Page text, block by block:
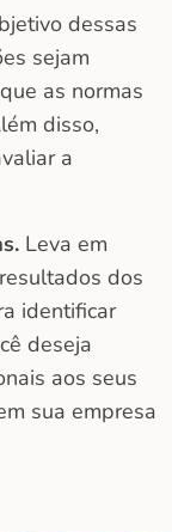
dessas
sejam
as normas
disso,
a
Leva em
dos
identificar
deseja
aos seus
sua empresa